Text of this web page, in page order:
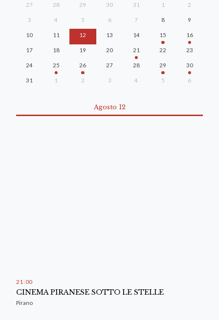
27 28 29 30 31 1 2
3 4 5 6 7 8 9
10 11 12 13 14 15 16
17 18 19 20 21 22 23
24 25 26 27 28 29 30
31 1 2 3 4 5 6
Agosto 12
21 : 00
CINEMA PIRANESE SOTTO LE STELLE
Pirano